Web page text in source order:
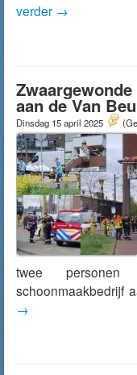
verder →
aan de Van
Dinsdag 15 april 2025
twee
schoonmaakbedrijf
→